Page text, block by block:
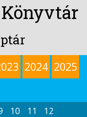
2024 2025
10 11
12